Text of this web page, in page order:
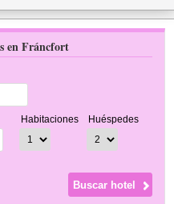
en Fráncfort
Habitaciones Huéspedes